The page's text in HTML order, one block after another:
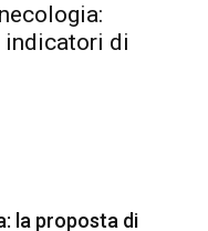
indicatori di
la proposta di